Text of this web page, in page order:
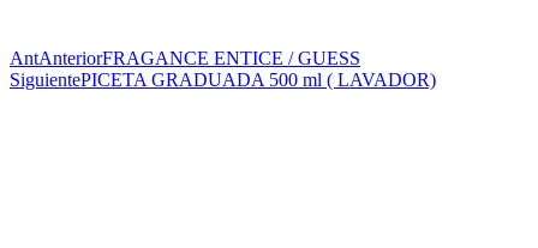
AntAnteriorFRAGANCE ENTICE / GUESS
SiguientePICETA GRADUADA 500 ml ( LAVADOR)